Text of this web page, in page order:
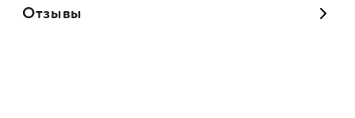
Отзывы